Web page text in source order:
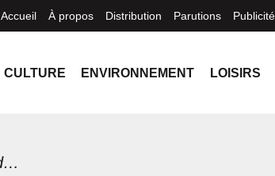
Accueil À propos Distribution Parutions Publicité
CULTURE ENVIRONNEMENT LOISIRS
L’organisme Grands frères Grandes sœurs a besoin de mentors